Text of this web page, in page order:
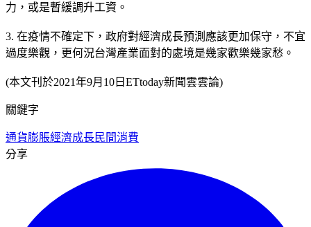
力，或是暫緩調升工資。
3. 在疫情不確定下，政府對經濟成長預測應該更加保守，不宜
過度樂觀，更何況台灣產業面對的處境是幾家歡樂幾家愁。
(本文刊於2021年9月10日ETtoday新聞雲雲論)
關鍵字
通貨膨脹經濟成長民間消費
分享